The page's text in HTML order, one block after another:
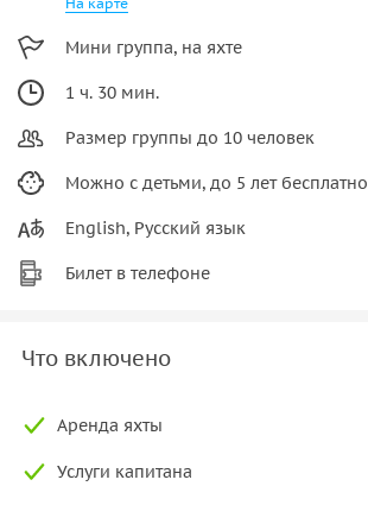
Мини группа, на яхте
1 ч. 30 мин.
Размер группы до 10 человек
Можно с детьми, до 5 лет бесплатно
English, Русский язык
Билет в телефоне
Что включено
Аренда яхты
Услуги капитана